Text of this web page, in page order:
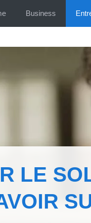
Business
LE